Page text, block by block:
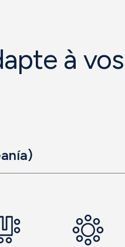
à vos